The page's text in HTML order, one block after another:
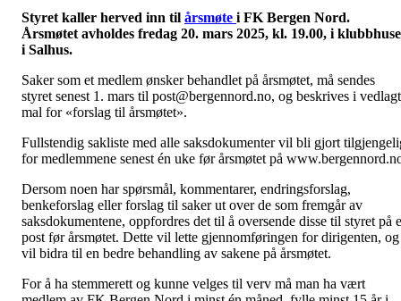
Styret kaller herved inn til årsmøte i FK Bergen Nord.
Årsmøtet avholdes fredag 20. mars 2025, kl. 19.00, i
i Salhus.
Saker som et medlem ønsker behandlet på årsmøtet, må sendes
styret senest 1. mars til post@bergennord.no, og beskrives i
mal for «forslag til årsmøtet».
Fullstendig sakliste med alle saksdokumenter vil bli gjort
for medlemmene senest én uke før årsmøtet på
Dersom noen har spørsmål, kommentarer, endringsforslag,
benkeforslag eller forslag til saker ut over de som fremgår av
saksdokumentene, oppfordres det til å oversende disse til styret på
post før årsmøtet. Dette vil lette gjennomføringen for dirigenten, og
vil bidra til en bedre behandling av sakene på årsmøtet.
For å ha stemmerett og kunne velges til verv må man ha vært